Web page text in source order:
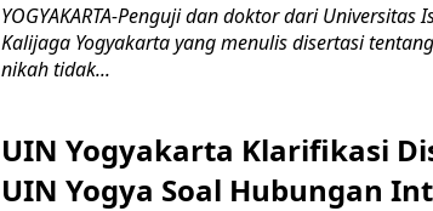
YOGYAKARTA-Penguji dan doktor dari Universitas
Kalijaga Yogyakarta yang menulis disertasi
nikah tidak...
UIN Yogyakarta Klarifikasi
UIN Yogya Soal Hubungan